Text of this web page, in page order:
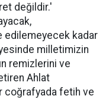
değildir.'
kadar
milletimizin
remizlerini ve
Ahlat
coğrafyada fetih ve